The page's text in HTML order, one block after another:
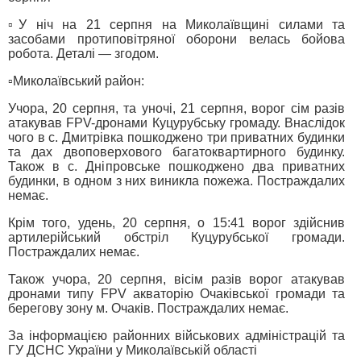
▫️У ніч на 21 серпня на Миколаївщині силами та
засобами протиповітряної оборони велась бойова
робота. Деталі — згодом.
▫️Миколаївський район:
Учора, 20 серпня, та уночі, 21 серпня, ворог сім разів
атакував FPV-дронами Куцурубську громаду. Внаслідок
чого в с. Дмитрівка пошкоджено три приватних будинки
та дах двоповерхового багатоквартирного будинку.
Також в с. Дніпровське пошкоджено два приватних
будинки, в одном з них виникла пожежа. Постраждалих
немає.
Крім того, удень, 20 серпня, о 15:41 ворог здійснив
артилерійський обстріл Куцурубської громади.
Постраждалих немає.
Також учора, 20 серпня, вісім разів ворог атакував
дронами типу FPV акваторію Очаківської громади та
берегову зону м. Очаків. Постраждалих немає.
За інформацією районних військових адміністрацій та
ГУ ДСНС України у Миколаївській області